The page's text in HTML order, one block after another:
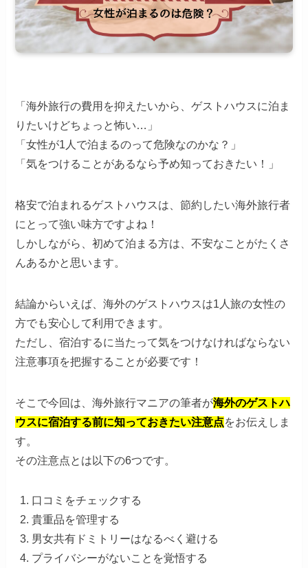
「海外旅行の費用を抑えたいから、ゲストハウスに泊ま
りたいけどちょっと怖い…」
「女性が1人で泊まるのって危険なのかな？」
「気をつけることがあるなら予め知っておきたい！」
格安で泊まれるゲストハウスは、節約したい海外旅行者
にとって強い味方ですよね！
しかしながら、初めて泊まる方は、不安なことがたくさ
んあるかと思います。
結論からいえば、海外のゲストハウスは1人旅の女性の
方でも安心して利用できます。
ただし、宿泊するに当たって気をつけなければならない
注意事項を把握することが必要です！
そこで今回は、海外旅行マニアの筆者が海外のゲストハ
ウスに宿泊する前に知っておきたい注意点をお伝えしま
す。
その注意点とは以下の6つです。
口コミをチェックする
貴重品を管理する
男女共有ドミトリーはなるべく避ける
プライバシーがないことを覚悟する